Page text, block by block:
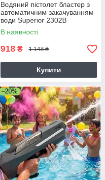
Водяний пістолет бластер з
автоматичним закачуванням
води Superior 2302B
В наявності
918 ₴ 1 148 ₴
Купити
–20%